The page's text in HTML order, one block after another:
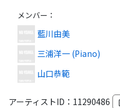
メンバー ：
藍川由美
三浦洋一 (Piano)
山口恭範
アーティストID： 11290486